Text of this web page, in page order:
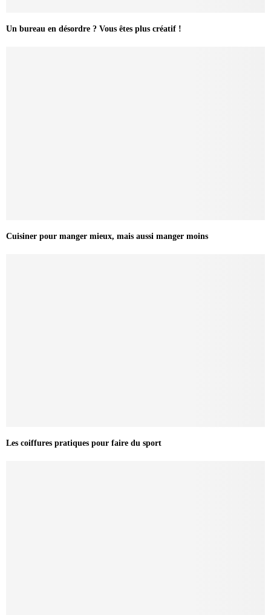
Un bureau en désordre ? Vous êtes plus créatif !
Cuisiner pour manger mieux, mais aussi manger moins
Les coiffures pratiques pour faire du sport